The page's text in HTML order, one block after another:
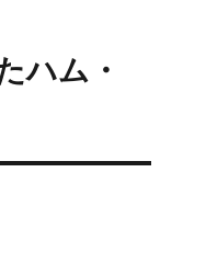
ハム・